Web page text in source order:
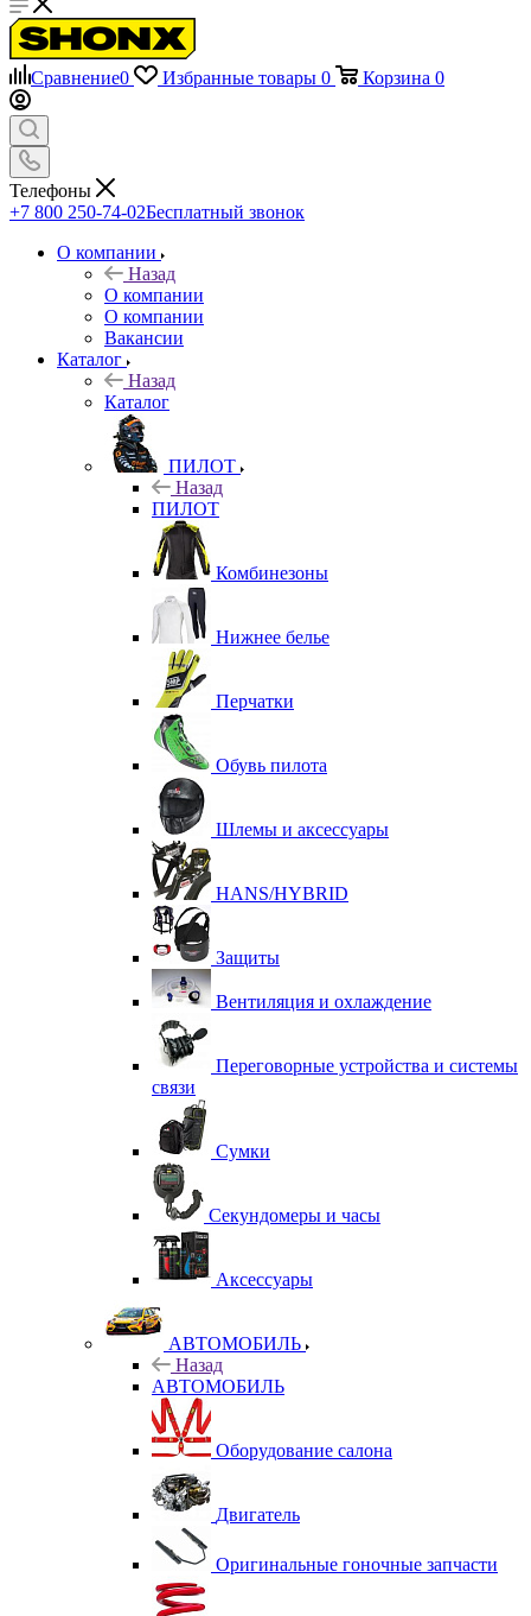
Сравнение0 Избранные товары 0 Корзина 0
Телефоны
+7 800 250-74-02Бесплатный звонок
О компании
Назад
О компании
О компании
Вакансии
Каталог
Назад
Каталог
ПИЛОТ
Назад
ПИЛОТ
Комбинезоны
Нижнее белье
Перчатки
Обувь пилота
Шлемы и аксессуары
HANS/HYBRID
Защиты
Вентиляция и охлаждение
Переговорные устройства и системы
связи
Сумки
Секундомеры и часы
Аксессуары
АВТОМОБИЛЬ
Назад
АВТОМОБИЛЬ
Оборудование салона
Двигатель
Оригинальные гоночные запчасти